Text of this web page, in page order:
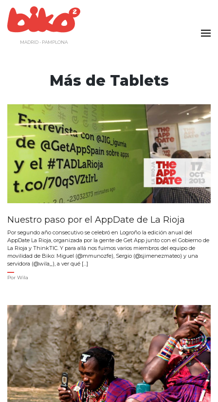
contenido
MADRID - PAMPLONA
Más de Tablets
Nuestro paso por el AppDate de La Rioja
Por segundo año consecutivo se celebró en Logroño la edición anual del
AppDate La Rioja, organizada por la gente de Get App junto con el Gobierno de
La Rioja y ThinkTIC. Y para allá nos fuimos varios miembros del equipo de
movilidad de Biko: Miguel (@mmunozfe), Sergio (@sjimenezmateo) y una
servidora (@wila_), a ver qué […]
Por Wila